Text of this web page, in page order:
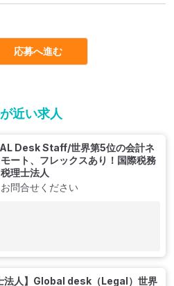
応募へ進む
近い求人
Desk Staff/世界第5位の会計ネ
ート、フレックスあり！国際税務
理士法人
問合せください
法人】Global desk（Legal）世界